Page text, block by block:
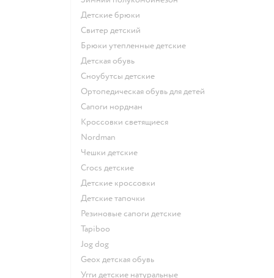
Детские брюки
Свитер детский
Брюки утепленные детские
Детская обувь
Сноубутсы детские
Ортопедическая обувь для детей
Сапоги нордман
Кроссовки светящиеся
Nordman
Чешки детские
Crocs детские
Детские кроссовки
Детские тапочки
Резиновые сапоги детские
Tapiboo
Jog dog
Geox детская обувь
Угги детские натуральные